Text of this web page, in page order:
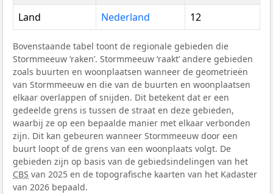
Land Nederland 12
Bovenstaande tabel toont de regionale gebieden die
Stormmeeuw ‘raken’. Stormmeeuw ‘raakt’ andere gebieden
zoals buurten en woonplaatsen wanneer de geometrieën
van Stormmeeuw en die van de buurten en woonplaatsen
elkaar overlappen of snijden. Dit betekent dat er een
gedeelde grens is tussen de straat en deze gebieden,
waarbij ze op een bepaalde manier met elkaar verbonden
zijn. Dit kan gebeuren wanneer Stormmeeuw door een
buurt loopt of de grens van een woonplaats volgt. De
gebieden zijn op basis van de gebiedsindelingen van het
CBS van 2025 en de topografische kaarten van het Kadaster
van 2026 bepaald.